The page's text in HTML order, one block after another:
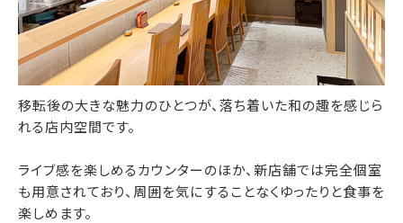
移転後の大きな魅力のひとつが、落ち着いた和の趣を感じら
れる店内空間です。
ライブ感を楽しめるカウンターのほか、新店舗では完全個室
も用意されており、周囲を気にすることなくゆったりと食事を
楽しめます。